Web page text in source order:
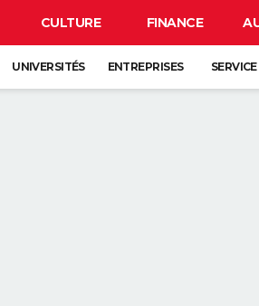
CULTURE FINANCE
UNIVERSITÉS ENTREPRISES